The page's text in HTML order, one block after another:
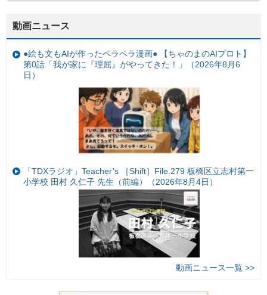
動画ニュース
●絵も文もAIが作ったペラペラ漫画● 【ちゃのまのAIプロト】
第0話「我が家に『理屈』がやってきた！」（2026年8月6
日）
「TDXラジオ」Teacher’s ［Shift］File.279 板橋区立志村第一
小学校 田村 久仁子 先生（前編）（2026年8月4日）
動画ニュース一覧 >>